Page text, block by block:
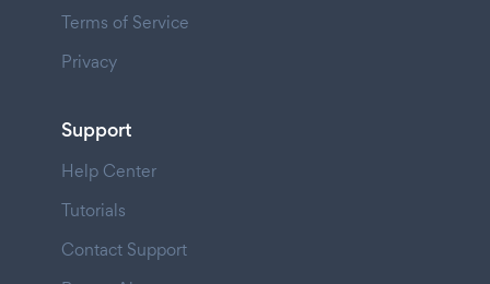
Terms of Service
Privacy
Support
Help Center
Tutorials
Contact Support